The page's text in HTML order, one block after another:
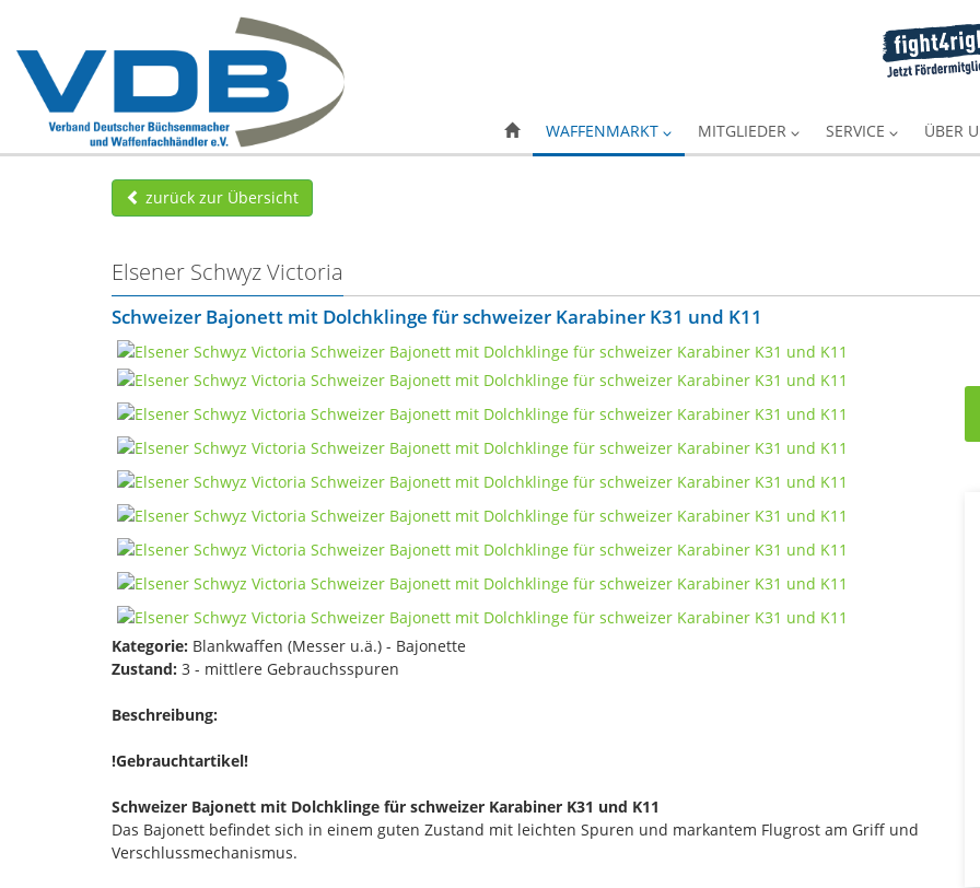
WAFFENMARKT MITGLIEDER SERVICE ÜBER
zurück zur Übersicht
Elsener Schwyz Victoria
Schweizer Bajonett mit Dolchklinge für schweizer Karabiner K31 und K11
Kategorie: Blankwaffen (Messer u.ä.) - Bajonette
Zustand: 3 - mittlere Gebrauchsspuren
Beschreibung:
!Gebrauchtartikel!
Schweizer Bajonett mit Dolchklinge für schweizer Karabiner K31 und K11
Das Bajonett befindet sich in einem guten Zustand mit leichten Spuren und markantem Flugrost am Griff und
Verschlussmechanismus.